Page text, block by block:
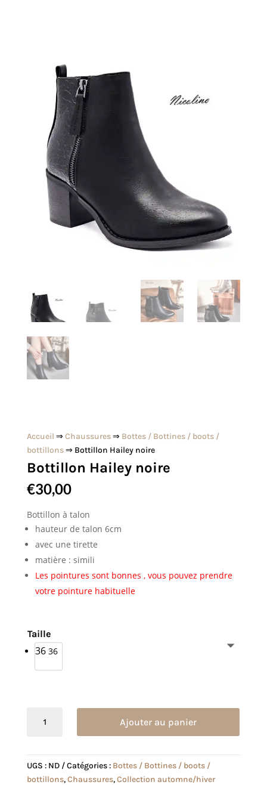
Accueil ⇒ Chaussures⇒ Bottes / Bottines / boots /
bottillons⇒ Bottillon Hailey noire
Bottillon Hailey noire
€30,00
Bottillon à talon
hauteur de talon 6cm
avec une tirette
matière : simili
Les pointures sont bonnes , vous pouvez prendre
votre pointure habituelle
Taille
36 36
Hailey
noire
Ajouter au panier
UGS : ND Catégories : Bottes / Bottines / boots /
bottillons,Chaussures,Collection automne/hiver